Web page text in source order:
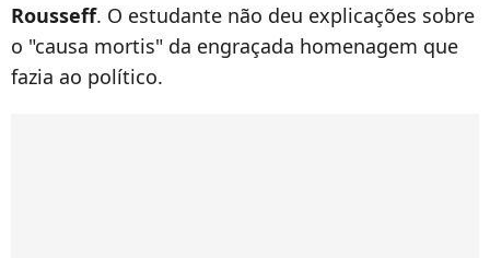
Rousseff. O estudante não deu explicações sobre
o "causa mortis" da engraçada homenagem que
fazia ao político.